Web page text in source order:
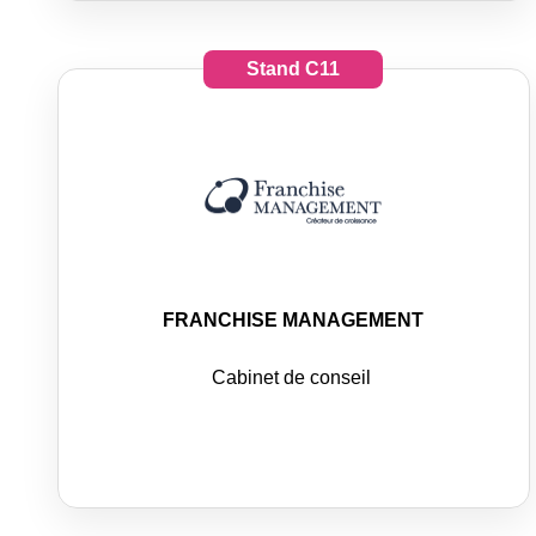
Stand C11
FRANCHISE MANAGEMENT
Cabinet de conseil